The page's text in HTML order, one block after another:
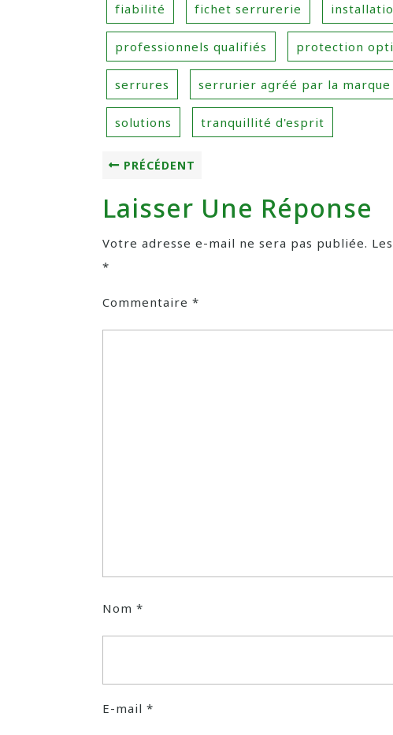
fiabilité fichet serrurerie
professionnels qualifiés protection
serrures serrurier agréé par la
solutions tranquillité d'esprit
PRÉCÉDENT
Laisser Une Réponse
Votre adresse e-mail ne sera pas publiée.
*
Commentaire *
Nom *
E-mail *